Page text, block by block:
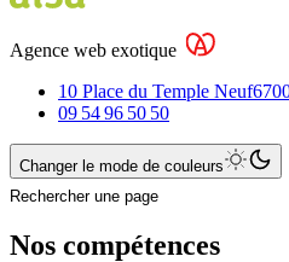
Agence web exotique
10 Place du Temple Neuf
09 54 96 50 50
Changer le mode de couleurs
Rechercher une page
Nos compétences